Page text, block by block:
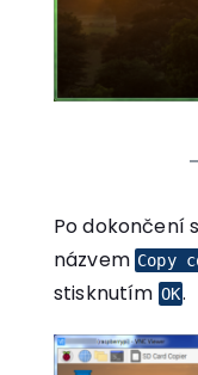
Po dokončení
názvemCopy
stisknutím OK.